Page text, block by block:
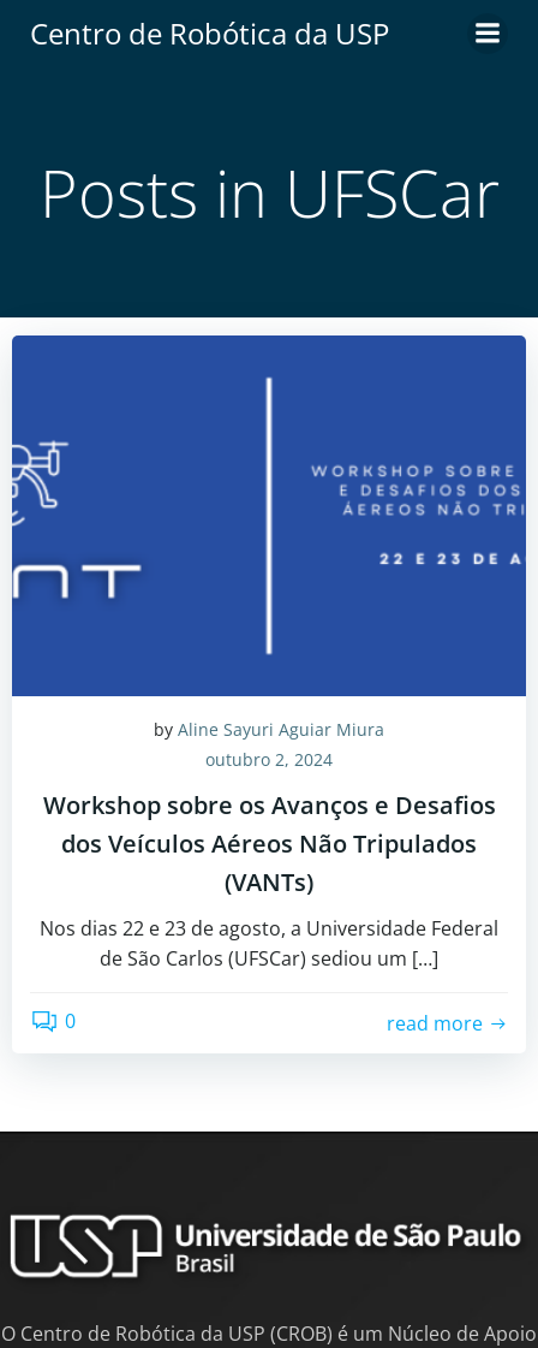
Centro de Robótica da USP
Posts in UFSCar
by Aline Sayuri Aguiar Miura
outubro 2, 2024
Workshop sobre os Avanços e Desafios
dos Veículos Aéreos Não Tripulados
(VANTs)
Nos dias 22 e 23 de agosto, a Universidade Federal
de São Carlos (UFSCar) sediou um […]
0 read more
O Centro de Robótica da USP (CROB) é um Núcleo de Apoio